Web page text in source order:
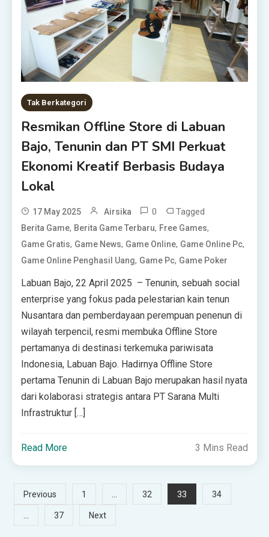
Tak Berkategori
Resmikan Offline Store di Labuan
Bajo, Tenunin dan PT SMI Perkuat
Ekonomi Kreatif Berbasis Budaya
Lokal
17 May 2025 Airsika 0 Tagged
Berita Game, Berita Game Terbaru, Free Games,
Game Gratis, Game News, Game Online, Game Online Pc,
Game Online Penghasil Uang, Game Pc, Game Poker
Labuan Bajo, 22 April 2025 – Tenunin, sebuah social
enterprise yang fokus pada pelestarian kain tenun
Nusantara dan pemberdayaan perempuan penenun di
wilayah terpencil, resmi membuka Offline Store
pertamanya di destinasi terkemuka pariwisata
Indonesia, Labuan Bajo. Hadirnya Offline Store
pertama Tenunin di Labuan Bajo merupakan hasil nyata
dari kolaborasi strategis antara PT Sarana Multi
Infrastruktur […]
Read More 3 Mins Read
Posts
pagination
Previous 1 … 32 33 34
… 37 Next